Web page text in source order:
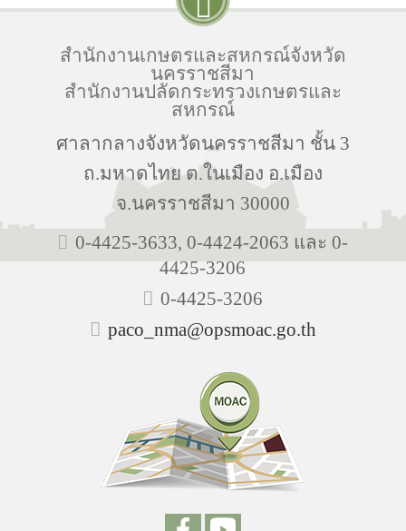
สำนักงานเกษตรและสหกรณ์จังหวัด
นครราชสีมา
สำนักงานปลัดกระทรวงเกษตรและ
สหกรณ์
ศาลากลางจังหวัดนครราชสีมา ชั้น 3
ถ.มหาดไทย ต.ในเมือง อ.เมือง
จ.นครราชสีมา 30000
0-4425-3633, 0-4424-2063 และ 0-
4425-3206
0-4425-3206
paco_nma@opsmoac.go.th